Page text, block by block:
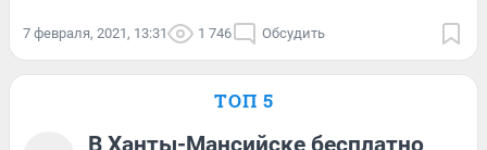
7 февраля, 2021, 13:31 1 746 Обсудить
ТОП 5
В Ханты-Мансийске бесплатно